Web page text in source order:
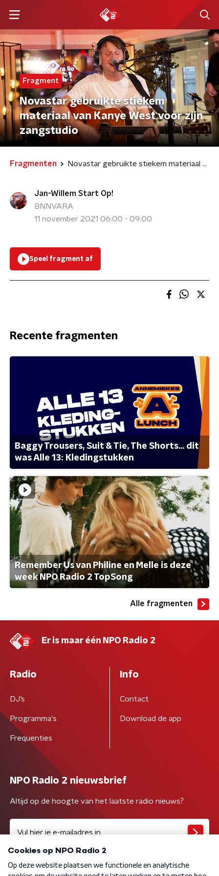
Fragment
Novastar gebruikte stiekem
materiaal van Kanye West voor zijn
zangstudio
Fragmenten Novastar gebruikte stiekem materiaal van Kanye West voor zijn zangstudio
Jan-Willem Start Op!
BNNVARA
11 november 2021 06:00 - 09:00
Speel fragment af
Recente fragmenten
Baggy Trousers, Suit & Tie, The Shorts... dit
was Alle 13: Kledingstukken
Remember Us van Philine en Melle is deze
week NPO Radio 2 TopSong
Alle fragmenten
Er is maar één NPO Radio 2
Radio
DJ’s
Programma's
Frequenties
Info
Contact
Download de app
NPO Radio 2 nieuwsbrief
Altijd op de hoogte van het laatste radio nieuws?